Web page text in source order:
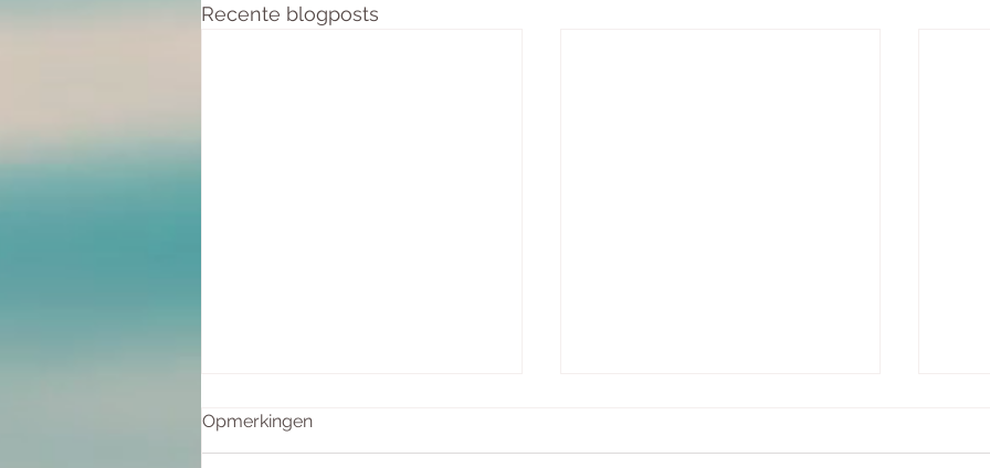
Recente blogposts
Opmerkingen